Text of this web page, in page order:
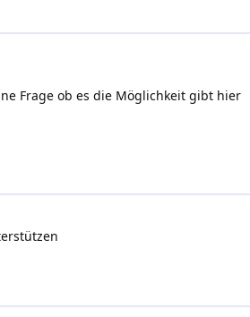
Frage ob es die Möglichkeit gibt hier